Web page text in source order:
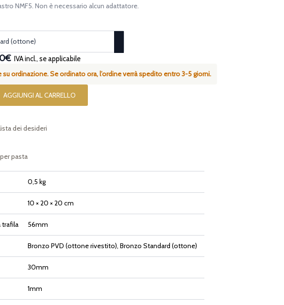
NMF5. Non è necessario alcun adattatore.
Il
prezzo
attuale
39,90€.
IVA incl., se applicabile
ordinazione. Se ordinato ora, l’ordine verrà spedito entro 3-5 giorni.
AGGIUNGI AL CARRELLO
dei desideri
pasta
0,5 kg
10 × 20 × 20 cm
trafila 56mm
Bronzo PVD (ottone rivestito), Bronzo Standard (ottone)
30mm
1mm